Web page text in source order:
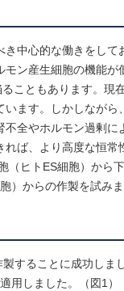
中心的な働きをし
ン産生細胞の機能
こともあります。
ます。しかしなが
全やホルモン過剰
ば、より高度な恒
ヒトES細胞）から
）からの作製を試みま
することに成功し
用しました。（図1）